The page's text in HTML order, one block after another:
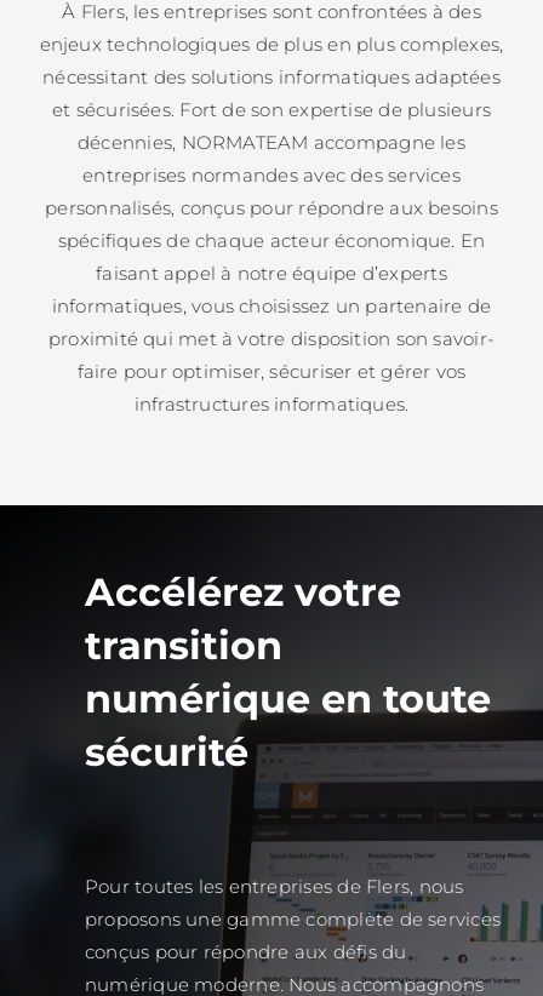
À Flers, les entreprises sont confrontées à des
enjeux technologiques de plus en plus complexes,
nécessitant des solutions informatiques adaptées
et sécurisées. Fort de son expertise de plusieurs
décennies, NORMATEAM accompagne les
entreprises normandes avec des services
personnalisés, conçus pour répondre aux besoins
spécifiques de chaque acteur économique. En
faisant appel à notre équipe d’experts
informatiques, vous choisissez un partenaire de
proximité qui met à votre disposition son savoir-
faire pour optimiser, sécuriser et gérer vos
infrastructures informatiques.
Accélérez votre
transition
numérique en toute
sécurité
Pour toutes les entreprises de Flers, nous
proposons une gamme complète de services
conçus pour répondre aux défis du
numérique moderne. Nous accompagnons